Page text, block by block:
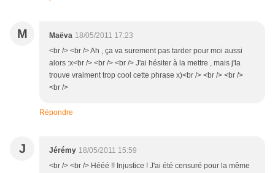
M Maëva 18/05/2011 17:23
<br /> <br /> Ah , ça va surement pas tarder pour moi aussi
alors :x<br /> <br /> <br /> J'ai hésiter à la mettre , mais j'la
trouve vraiment trop cool cette phrase x)<br /> <br /> <br />
<br />
Répondre
J Jérémy 18/05/2011 15:59
<br /> <br /> Hééé !! Injustice ! J'ai été censuré pour la même